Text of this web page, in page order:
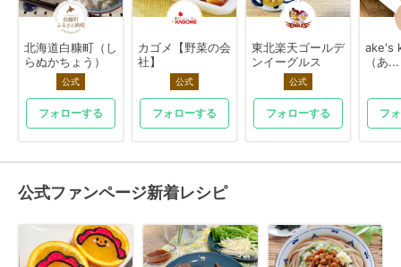
北海道白糠町（し
らぬかちょう）
公式
フォローする
カゴメ【野菜の会
社】
公式
フォローする
東北楽天ゴールデ
ンイーグルス
公式
フォローする
ake's
（あ...
フ
公式ファンページ新着レシピ